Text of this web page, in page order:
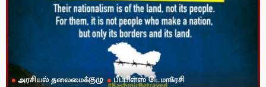
அரசியல் தலைமைக்குழு பீப்பிள்ஸ் டெமாக்ரசி